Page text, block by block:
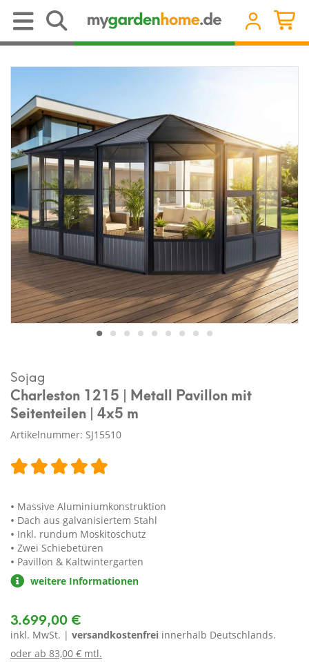
Sojag
Charleston 1215 | Metall Pavillon mit
Seitenteilen | 4x5 m
Artikelnummer: SJ15510
Massive Aluminiumkonstruktion
Dach aus galvanisiertem Stahl
Inkl. rundum Moskitoschutz
Zwei Schiebetüren
Pavillon & Kaltwintergarten
weitere Informationen
3.699,00 €
inkl. MwSt. | versandkostenfrei innerhalb Deutschlands.
oder ab 83,00 € mtl.